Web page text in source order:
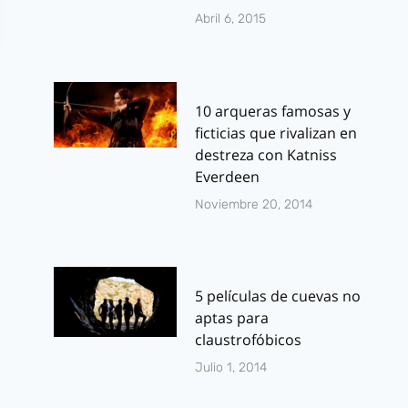
Abril 6, 2015
10 arqueras famosas y
ficticias que rivalizan en
destreza con Katniss
Everdeen
Noviembre 20, 2014
5 películas de cuevas no
aptas para
claustrofóbicos
Julio 1, 2014